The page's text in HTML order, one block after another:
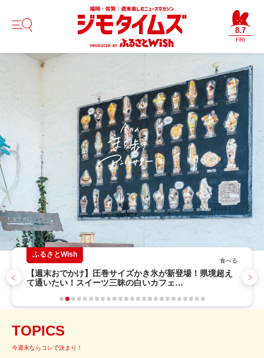
8.7
FRI
ふるさとWish
食べる
【週末おでかけ】圧巻サイズかき氷が新登場！県境超え
て通いたい！スイーツ三昧の白いカフェ
ち歩き】
TOPICS
今週末ならコレで決まり！